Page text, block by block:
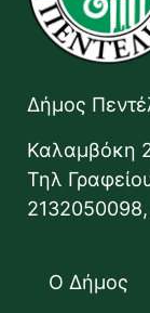
Δήμος
Καλαμβόκη
Τηλ
Ο Δήμος